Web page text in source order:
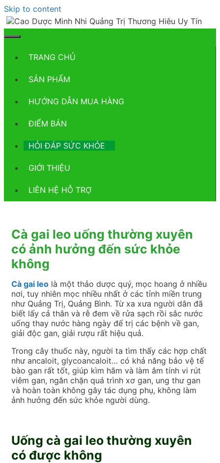
Skip to content
TRANG CHỦ
SẢN PHẨM
HƯỚNG DẪN MUA HÀNG
ĐIỂM BÁN
HỎI ĐÁP SỨC KHỎE
GIỚI THIỆU
LIÊN HỆ HỖ TRỢ
Cà gai leo uống thường xuyên
có ảnh hưởng đến sức khỏe
không
Cà gai leo là một thảo dược quý, mọc hoang ở nhiều
nơi, tuy nhiên mọc nhiều nhất ở các tỉnh miền trung
như Quảng Trị, Quảng Bình. Từ xa xưa người dân đã
biết lấy cả thân và rễ đem về rửa sạch rồi sắc nước
uống thay nước hàng ngày để trị các bệnh về gan,
giải độc gan, giải rượu rất hiệu quả.
Trong cây thuốc này, người ta tìm thấy các hợp chất
như ancaloit, glycoancaloit… có khả năng bảo vệ tế
bào gan rất tốt, giúp kìm hãm và làm âm tính vi rút
viêm gan, ngăn chặn quá trình xơ gan, ung thư gan
và hoàn toàn không gây tác dụng phụ, không làm
ảnh hưởng đến sức khỏe người dùng.
Uống cà gai leo thường xuyên
có được không